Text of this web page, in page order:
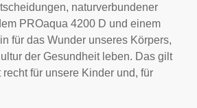
naturverbundener
PROaqua 4200 D und einem
für das Wunder unseres Körpers,
der Gesundheit leben. Das gilt
für unsere Kinder und, für